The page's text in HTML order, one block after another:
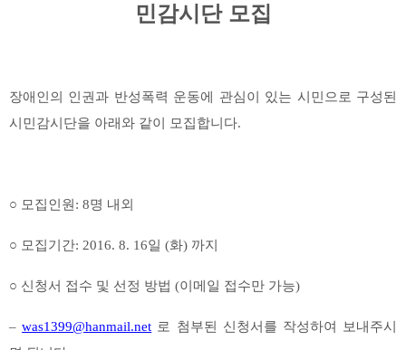
민감시단 모집
장애인의 인권과 반성폭력 운동에 관심이 있는 시민으로 구성된
시민감시단을 아래와 같이 모집합니다.
○ 모집인원: 8명 내외
○ 모집기간: 2016. 8. 16일 (화) 까지
○ 신청서 접수 및 선정 방법 (이메일 접수만 가능)
–was1399@hanmail.net 로 첨부된 신청서를 작성하여 보내주시